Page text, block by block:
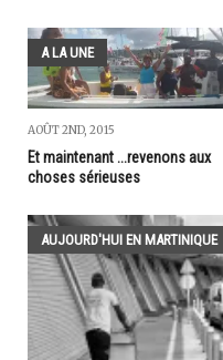
A LA UNE
AOÛT 2ND, 2015
Et maintenant ...revenons aux
choses sérieuses
AUJOURD'HUI EN MARTINIQUE